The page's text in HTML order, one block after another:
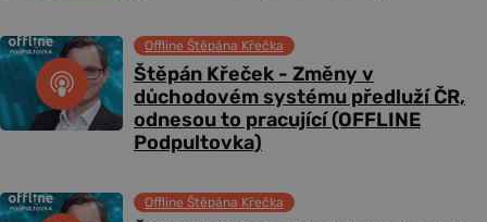
Štěpán Křeček - Změny v
důchodovém systému předluží ČR,
odnesou to pracující (OFFLINE
Podpultovka)
Offline Štěpána Křečka
Offline Štěpána Křečka